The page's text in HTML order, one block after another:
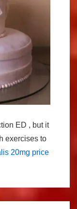
ED , but it
exercises to
20mg price